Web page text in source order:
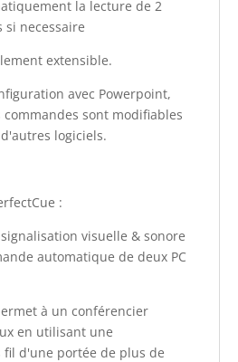
la lecture de 2
necessaire
extensible.
avec Powerpoint,
commandes sont modifiables
logiciels.
:
visuelle & sonore
automatique de deux PC
à un conférencier
en utilisant une
fil d'une portée de plus de